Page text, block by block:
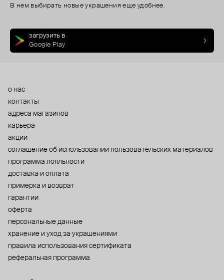
В нем выбирать новые украшения еще удобнее.
загрузить в
Google Play
о нас
контакты
адреса магазинов
карьера
акции
cоглашение об использовании пользовательских материалов
программа лояльности
доставка и оплата
примерка и возврат
гарантии
оферта
персональные данные
хранение и уход за украшениями
правила использования сертификата
реферальная программа